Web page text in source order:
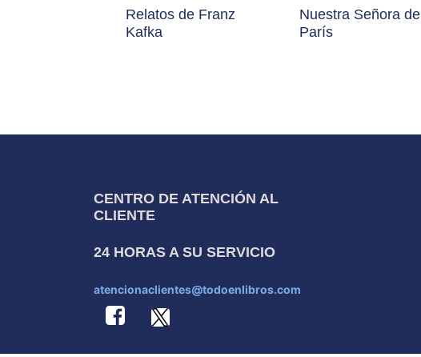
Relatos de Franz
Kafka
Nuestra Señora de
París
CENTRO DE ATENCIÓN AL
CLIENTE
24 HORAS A SU SERVICIO
atencionaclientes@todoenlibros.com